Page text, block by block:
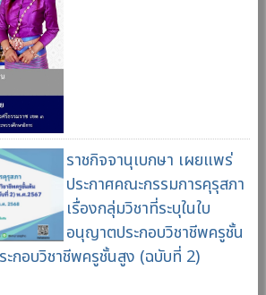
ราชกิจจานุเบกษา เผยแพร่
ประกาศคณะกรรมการคุรุสภา
เรื่องกลุ่มวิชาที่ระบุในใบ
อนุญาตประกอบวิชาชีพครูชั้น
กอบวิชาชีพครูชั้นสูง (ฉบับที่ 2)